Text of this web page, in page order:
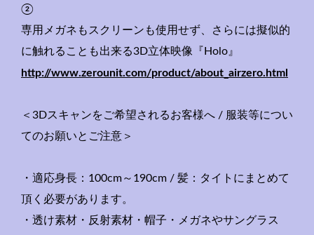
②
専用メガネもスクリーンも使用せず、
さらには擬似的
に触れることも出来る3D立体映像『Holo』
http://www.zerounit.com/product/about_airzero.html
＜3Dスキャンをご希望されるお客様へ / 服装等につい
てのお願いとご注意＞
・適応身長：100cm～190cm / 髪：タイトにまとめて
頂く必要があります。
・透け素材・反射素材・帽子・メガネやサングラス